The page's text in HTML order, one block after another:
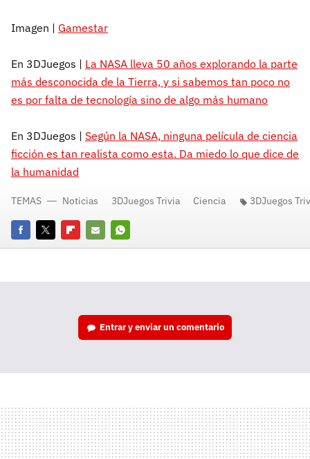
Imagen | Gamestar
En 3DJuegos | La NASA lleva 50 años explorando la parte
más desconocida de la Tierra, y si sabemos tan poco no
es por falta de tecnología sino de algo más humano
En 3DJuegos | Según la NASA, ninguna película de ciencia
ficción es tan realista como esta. Da miedo lo que dice de
la humanidad
FacebookTwitterFlipboard
E-
Whatsapp
TEMAS Noticias 3DJuegos Trivia Ciencia 3DJuegos
Entrar y enviar un comentario